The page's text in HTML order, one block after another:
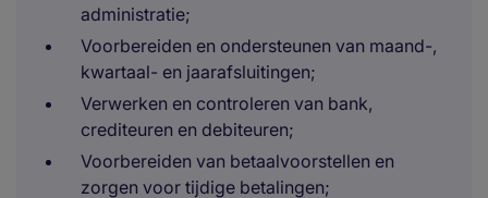
administratie;
Voorbereiden en ondersteunen van maand-,
kwartaal- en jaarafsluitingen;
Verwerken en controleren van bank,
crediteuren en debiteuren;
Voorbereiden van betaalvoorstellen en
zorgen voor tijdige betalingen;